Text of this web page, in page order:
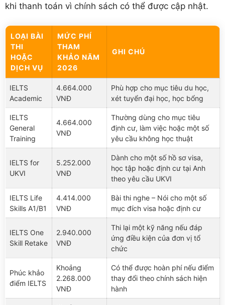
khi thanh toán vì chính sách có thể được cập nhật.
LOẠI BÀI
THI
HOẶC
DỊCH VỤ
MỨC PHÍ
THAM
KHẢO NĂM
2026
GHI CHÚ
IELTS
Academic
4.664.000
VNĐ
Phù hợp cho mục tiêu du học,
xét tuyển đại học, học bổng
IELTS
General
Training
4.664.000
VNĐ
Thường dùng cho mục tiêu
định cư, làm việc hoặc một số
yêu cầu không học thuật
IELTS for
UKVI
5.252.000
VNĐ
Dành cho một số hồ sơ visa,
học tập hoặc định cư tại Anh
theo yêu cầu UKVI
IELTS Life
Skills A1/B1
4.414.000
VNĐ
Bài thi nghe – Nói cho một số
mục đích visa hoặc định cư
IELTS One
Skill Retake
2.940.000
VNĐ
Thi lại một kỹ năng nếu đáp
ứng điều kiện của đơn vị tổ
chức
Phúc khảo
điểm IELTS
Khoảng
2.268.000
VNĐ
Có thể được hoàn phí nếu điểm
thay đổi theo chính sách hiện
hành